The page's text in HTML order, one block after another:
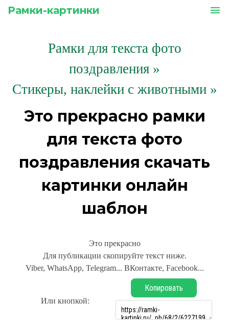
Рамки-картинки menu
Рамки для текста фото
поздравления »
Стикеры, наклейки с животными »
Это прекрасно рамки
для текста фото
поздравления скачать
картинки онлайн
шаблон
Это прекрасно
Для публикации скопируйте текст ниже.
Viber, WhatsApp, Telegram... ВКонтакте, Facebook...
Или кнопкой:
Копировать